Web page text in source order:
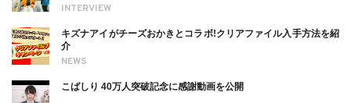
INTERVIEW
NEWS
キズナアイがチーズおかきとコラボ!クリアファイル入手方法を紹
介
こばしり 40万人突破記念に感謝動画を公開